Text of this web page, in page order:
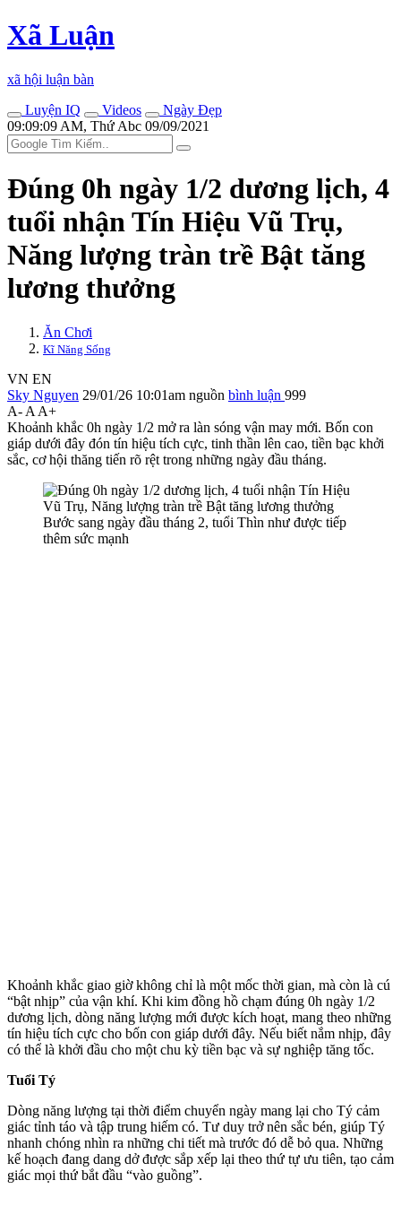
Xã Luận
xã hội luận bàn
Luyện IQ
Videos
Ngày Đẹp
09:09:09 AM, Thứ Abc 09/09/2021
Đúng 0h ngày 1/2 dương lịch, 4
tuổi nhận Tín Hiệu Vũ Trụ,
Năng lượng tràn trề Bật tăng
lương thưởng
Ăn Chơi
Kĩ Năng Sống
VN EN
Sky Nguyen 29/01/26 10:01am nguồn bình luận 999
A- A A+
Khoảnh khắc 0h ngày 1/2 mở ra làn sóng vận may mới. Bốn con
giáp dưới đây đón tín hiệu tích cực, tinh thần lên cao, tiền bạc khởi
sắc, cơ hội thăng tiến rõ rệt trong những ngày đầu tháng.
Bước sang ngày đầu tháng 2, tuổi Thìn như được tiếp
thêm sức mạnh
Khoảnh khắc giao giờ không chỉ là một mốc thời gian, mà còn là cú
“bật nhịp” của vận khí. Khi kim đồng hồ chạm đúng 0h ngày 1/2
dương lịch, dòng năng lượng mới được kích hoạt, mang theo những
tín hiệu tích cực cho bốn con giáp dưới đây. Nếu biết nắm nhịp, đây
có thể là khởi đầu cho một chu kỳ tiền bạc và sự nghiệp tăng tốc.
Tuổi Tý
Dòng năng lượng tại thời điểm chuyển ngày mang lại cho Tý cảm
giác tỉnh táo và tập trung hiếm có. Tư duy trở nên sắc bén, giúp Tý
nhanh chóng nhìn ra những chi tiết mà trước đó dễ bỏ qua. Những
kế hoạch đang dang dở được sắp xếp lại theo thứ tự ưu tiên, tạo cảm
giác mọi thứ bắt đầu “vào guồng”.